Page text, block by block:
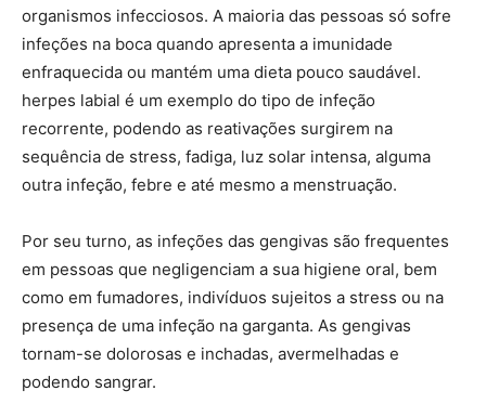
organismos infecciosos. A maioria das pessoas só sofre
infeções na boca quando apresenta a imunidade
enfraquecida ou mantém uma dieta pouco saudável.
herpes labial é um exemplo do tipo de infeção
recorrente, podendo as reativações surgirem na
sequência de stress, fadiga, luz solar intensa, alguma
outra infeção, febre e até mesmo a menstruação.
Por seu turno, as infeções das gengivas são frequentes
em pessoas que negligenciam a sua higiene oral, bem
como em fumadores, indivíduos sujeitos a stress ou na
presença de uma infeção na garganta. As gengivas
tornam-se dolorosas e inchadas, avermelhadas e
podendo sangrar.